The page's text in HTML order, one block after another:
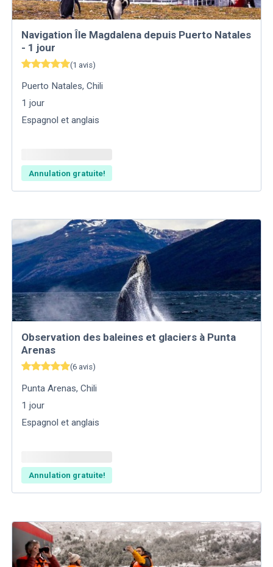
Navigation Île Magdalena depuis Puerto Natales
- 1 jour
(1 avis)
Puerto Natales,Chili
1 jour
Espagnol et anglais
Annulation gratuite!
Observation des baleines et glaciers à Punta
Arenas
(6 avis)
Punta Arenas,Chili
1 jour
Espagnol et anglais
Annulation gratuite!